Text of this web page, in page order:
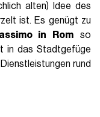
alten) Idee des
ist. Es genügt zu
in Rom so
in das Stadtgefüge
rund